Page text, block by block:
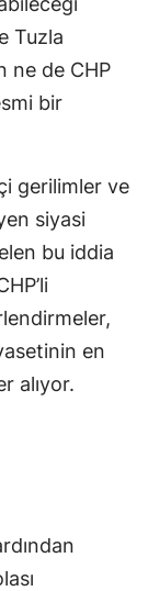
Tuzla
ne de CHP
bir
gerilimler ve
siyasi
bu iddia
en
alıyor.